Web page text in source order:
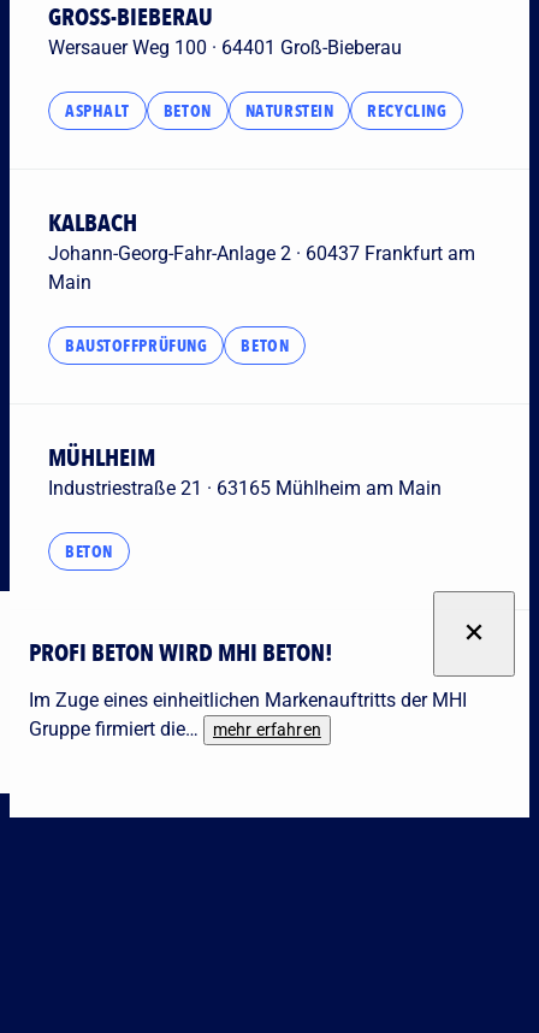
GROSS-BIEBERAU
Wersauer Weg 100 · 64401 Groß-Bieberau
ASPHALT BETON NATURSTEIN RECYCLING
KALBACH
Johann-Georg-Fahr-Anlage 2 · 60437 Frankfurt am
Main
BAUSTOFFPRÜFUNG BETON
MÜHLHEIM
Industriestraße 21 · 63165 Mühlheim am Main
BETON
PROFI BETON WIRD MHI BETON!
Im Zuge eines einheitlichen Markenauftritts der MHI
Gruppe firmiert die…
mehr erfahren